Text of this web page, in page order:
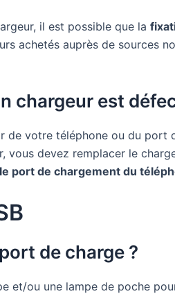
il est possible que la
achetés auprès de
est
de votre téléphone ou du port
vous devez remplacer le
port de chargement du
de charge ?
et/ou une lampe de poche